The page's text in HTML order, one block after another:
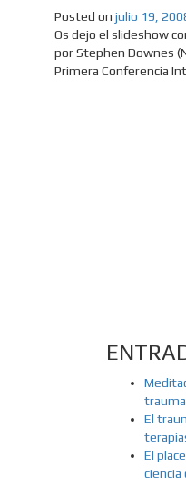
Posted on julio 19,
Os dejo el slideshow
por Stephen Downes
Primera Conferencia
trauma
El
El
ciencia